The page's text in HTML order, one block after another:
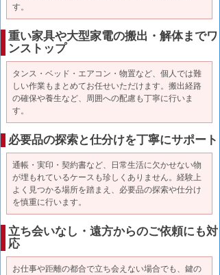
す。
重い家具や大型家電の搬出・解体までワ
ンストップ
タンス・ベッド・エアコン・物置など、個人では難
しい作業もまとめてお任せいただけます。搬出経路
の確保や養生など、周囲への配慮も丁寧に行いま
す。
必要品の探索と仕分けを丁寧にサポート
通帳・実印・契約書など、日常生活に欠かせない物
が埋もれているケースも珍しくありません。経験上
よく見つかる場所を踏まえ、必要品の探索や仕分け
を慎重に行います。
立ち会いなし・遠方からのご依頼にも対
応
お仕事や距離の都合で立ち会えない場合でも、鍵の